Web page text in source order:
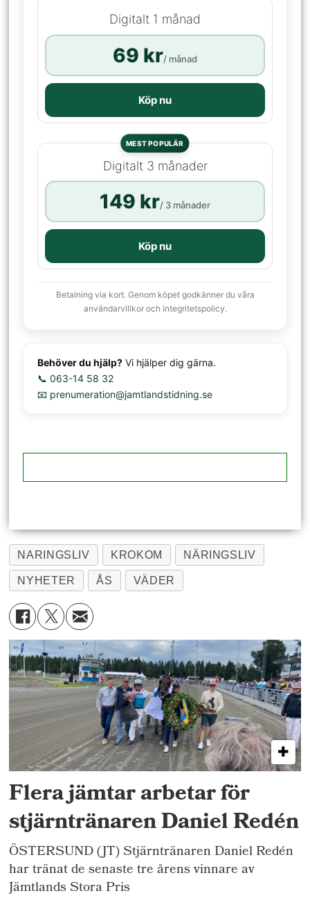
Digitalt 1 månad
69 kr/ månad
Köp nu
MEST POPULÄR
Digitalt 3 månader
149 kr/ 3 månader
Köp nu
Betalning via kort. Genom köpet godkänner du våra
användarvillkor och integritetspolicy.
Behöver du hjälp? Vi hjälper dig gärna.
📞 063-14 58 32
📧 prenumeration@jamtlandstidning.se
NARINGSLIV KROKOM NÄRINGSLIV
NYHETER ÅS VÄDER
Flera jämtar arbetar för
stjärntränaren Daniel Redén
ÖSTERSUND (JT) Stjärntränaren Daniel Redén
har tränat de senaste tre årens vinnare av
Jämtlands Stora Pris